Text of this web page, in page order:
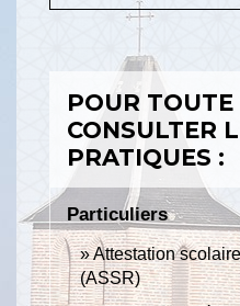
POUR
CONSULTER
PRATIQUES :
Particuliers
Attestation
(ASSR)